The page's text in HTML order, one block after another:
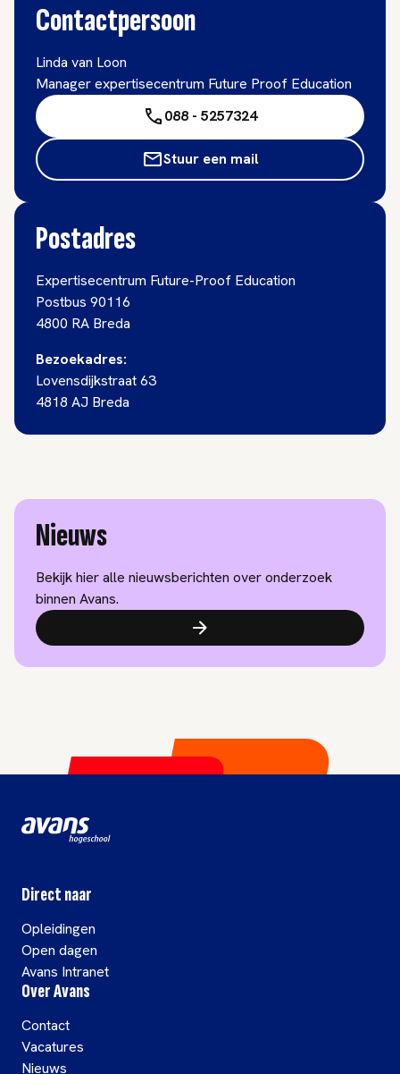
Contactpersoon
Linda van Loon
Manager expertisecentrum Future Proof Education
088 - 5257324
Stuur een mail
Postadres
Expertisecentrum Future-Proof Education
Postbus 90116
4800 RA Breda
Bezoekadres:
Lovensdijkstraat 63
4818 AJ Breda
Nieuws
Bekijk hier alle nieuwsberichten over onderzoek
binnen Avans.
Direct naar
Opleidingen
Open dagen
Avans Intranet
Over Avans
Contact
Vacatures
Nieuws